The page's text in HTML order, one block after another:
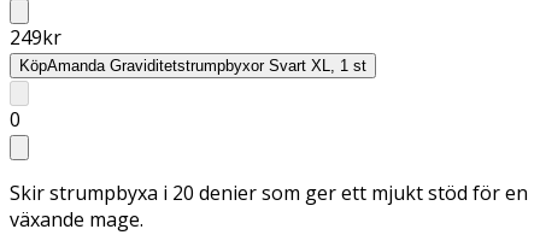
249kr
KöpAmanda Graviditetstrumpbyxor Svart XL, 1 st
0
Skir strumpbyxa i 20 denier som ger ett mjukt stöd för en
växande mage.